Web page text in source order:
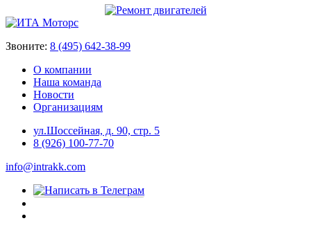
Звоните: 8 (495) 642-38-99
О компании
Наша команда
Новости
Организациям
ул.Шоссейная, д. 90, стр. 5
8 (926) 100-77-70
info@intrakk.com